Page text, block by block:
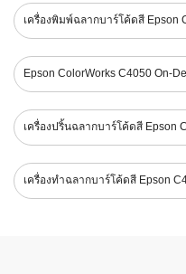
เครื่องพิมพ์ฉลากบาร์โค้ดสี Epson
Epson ColorWorks C4050 On-
เครื่องปริ้นฉลากบาร์โค้ดสี Epson
เครื่องทำฉลากบาร์โค้ดสี Epson